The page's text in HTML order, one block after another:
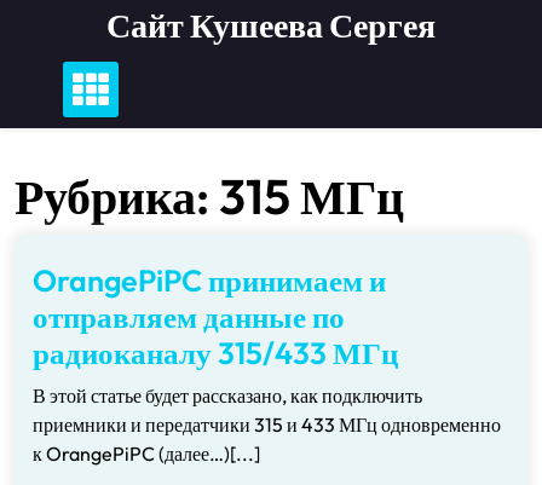
содержимому
Сайт Кушеева Сергея
Рубрика: 315 МГц
OrangePiPC принимаем и
отправляем данные по
радиоканалу 315/433 МГц
В этой статье будет рассказано, как подключить
приемники и передатчики 315 и 433 МГц одновременно
к OrangePiPC (далее…)[...]